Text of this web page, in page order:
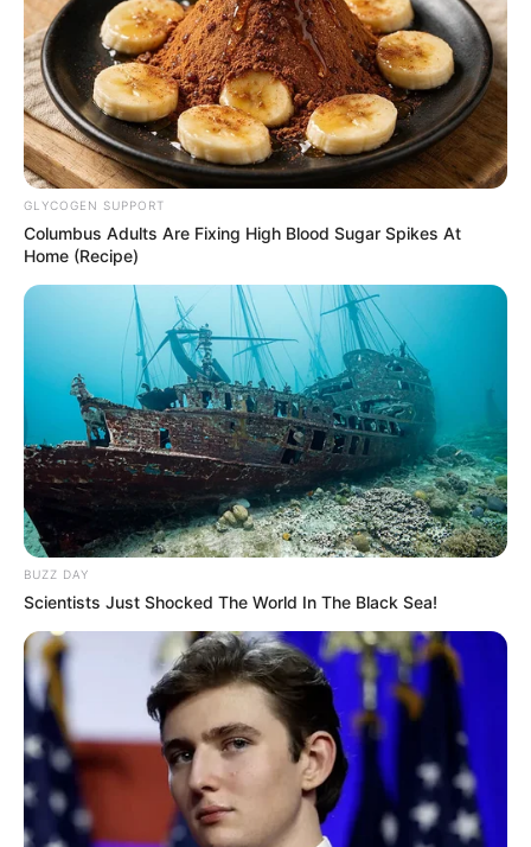
ShareFacebookWhatsAppTelegramMessenger
X
Murilo Santana Pincerati conquistou a medalha de bronze
Quatro atletas paraguaçuenses se classificaram para
participar da Final Estadual dos Jogos Abertos da
GLYCOGEN SUPPORT
Columbus Adults Are Fixing High Blood Sugar Spikes At
Home (Recipe)
BUZZ DAY
Scientists Just Shocked The World In The Black Sea!